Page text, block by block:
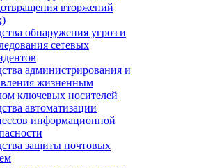
вторжений
обнаружения угроз и
сетевых
администрирования и
жизненным
ключевых носителей
автоматизации
информационной
защиты почтовых